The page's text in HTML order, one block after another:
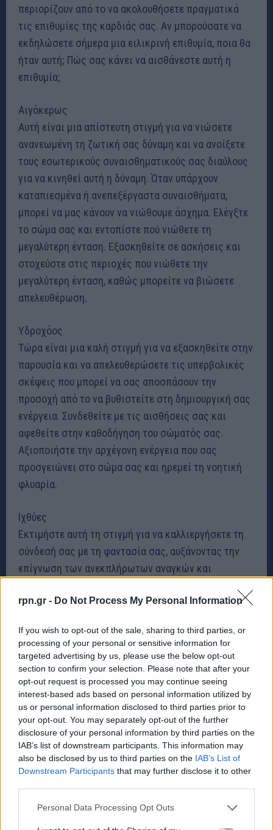
rpn.gr - Do Not Process My Personal Information
If you wish to opt-out of the sale, sharing to third parties, or
processing of your personal or sensitive information for
targeted advertising by us, please use the below opt-out
section to confirm your selection. Please note that after your
opt-out request is processed you may continue seeing
interest-based ads based on personal information utilized by
us or personal information disclosed to third parties prior to
your opt-out. You may separately opt-out of the further
disclosure of your personal information by third parties on the
IAB’s list of downstream participants. This information may
also be disclosed by us to third parties on the IAB’s List of
Downstream Participants that may further disclose it to other
Personal Data Processing Opt Outs
περιορίζουν από το να ακολουθήσετε πραγματικά
τις επιθυμίες της καρδιάς σας. Αν μπορούσατε να
εκδηλώσετε σήμερα μια ειλικρινή επιθυμία, ποια θα
ήταν αυτή; Πώς σας κάνει να αισθάνεστε αυτή η
επιθυμία;
Αιγόκερως
Αυτή είναι μια απίστευτη στιγμή για να νιώσετε
ανανεωμένη τη ζωτική σας δύναμη και να ανοίξετε
τους εσωτερικούς συναισθηματικούς σας διαύλους
για να κινηθεί αυτή η δύναμη. Όταν υπάρχουν
καταπιεσμένα ή ανεπεξέργαστα συναισθήματα,
μπορεί να μας κάνουν να νιώθουμε άσχημα. Ελέγξτε
το σώμα σας και εντοπίστε πού νιώθετε τη
μεγαλύτερη ένταση. Εξασκηθείτε σε ασκήσεις και
στοχεύστε στις περιοχές που νιώθετε την
μεγαλύτερη ένταση, καθώς μπορείτε να βιώσετε
απελευθέρωση.
Υδροχόος
Τώρα είναι μια καλή στιγμή για να εξασκηθείτε στην
παρουσία και να απελευθερώσετε τις υπερβολικές
σκέψεις που μπορεί να σας αποσπάσουν την
προσοχή από το να βυθιστείτε στη δημιουργική σας
ενέργεια. Συνδεθείτε με τις αισθήσεις σας και
αφεθείτε στην καθοδήγηση του σώματός σας.
Αξιοποιήστε την αρχέγονη ενέργεια που σας
προσγειώνει στο σώμα σας και ηρεμεί τη νοητική
φλυαρία.
Ιχθύες
Εκτιμήστε αυτή τη στιγμή για να καλλιεργήσετε τη
σύνδεσή σας με τη φαντασία σας, αυξάνοντας την
επίγνωση των ανεκπλήρωτων αναγκών και
αποσυνδέσει από τη δύναμη και τη σοφία της
δημιουργικότητα, επιτρέποντας νέες εκφράσεις του
αυθεντικού σας εαυτού και επανασυνδέοντάς σας με
το εσωτερικό σας παιδί. Για παράδειγμα, αν σας
έρθει στο μυαλό ένα όραμα, μια εικόνα ή μια ιστορία,
σκεφτείτε να της δώσετε μια δημιουργική μορφή,
μέσω της ζωγραφικής, του χορού, της αφήγησης
μίας ιστορίας, της συγγραφής ή της υποκριτικής.
rpn.gr Προσθήκη ως προτιμώμενης πηγής στην